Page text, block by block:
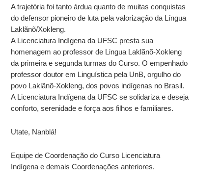
A trajetória foi tanto árdua quanto de muitas conquistas
do defensor pioneiro de luta pela valorização da Língua
Laklãnõ/Xokleng.
A Licenciatura Indígena da UFSC presta sua
homenagem ao professor de Lingua Laklãnõ-Xokleng
da primeira e segunda turmas do Curso. O empenhado
professor doutor em Linguística pela UnB, orgulho do
povo Laklãnõ-Xokleng, dos povos indígenas no Brasil.
A Licenciatura Indígena da UFSC se solidariza e deseja
conforto, serenidade e força aos filhos e familiares.
Utate, Nanblá!
Equipe de Coordenação do Curso Licenciatura
Indígena e demais Coordenações anteriores.